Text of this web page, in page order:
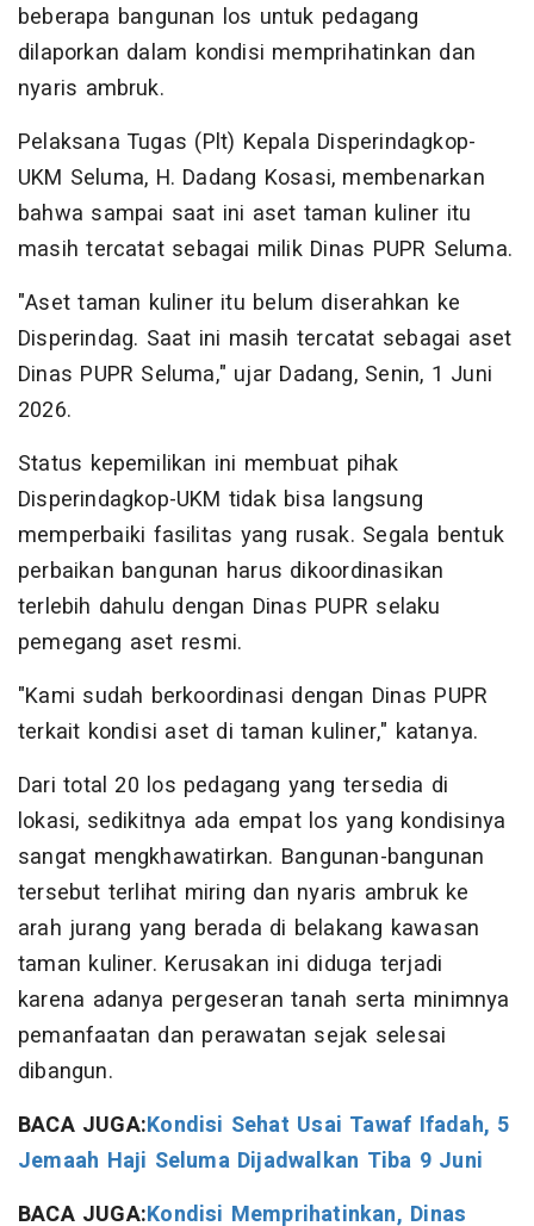
beberapa bangunan los untuk pedagang
dilaporkan dalam kondisi memprihatinkan dan
nyaris ambruk.
Pelaksana Tugas (Plt) Kepala Disperindagkop-
UKM Seluma, H. Dadang Kosasi, membenarkan
bahwa sampai saat ini aset taman kuliner itu
masih tercatat sebagai milik Dinas PUPR Seluma.
"Aset taman kuliner itu belum diserahkan ke
Disperindag. Saat ini masih tercatat sebagai aset
Dinas PUPR Seluma," ujar Dadang, Senin, 1 Juni
2026.
Status kepemilikan ini membuat pihak
Disperindagkop-UKM tidak bisa langsung
memperbaiki fasilitas yang rusak. Segala bentuk
perbaikan bangunan harus dikoordinasikan
terlebih dahulu dengan Dinas PUPR selaku
pemegang aset resmi.
"Kami sudah berkoordinasi dengan Dinas PUPR
terkait kondisi aset di taman kuliner," katanya.
Dari total 20 los pedagang yang tersedia di
lokasi, sedikitnya ada empat los yang kondisinya
sangat mengkhawatirkan. Bangunan-bangunan
tersebut terlihat miring dan nyaris ambruk ke
arah jurang yang berada di belakang kawasan
taman kuliner. Kerusakan ini diduga terjadi
karena adanya pergeseran tanah serta minimnya
pemanfaatan dan perawatan sejak selesai
dibangun.
BACA JUGA:Kondisi Sehat Usai Tawaf Ifadah, 5
Jemaah Haji Seluma Dijadwalkan Tiba 9 Juni
BACA JUGA:Kondisi Memprihatinkan, Dinas